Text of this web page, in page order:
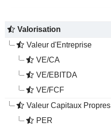
Valorisation
Valeur d'Entreprise
VE/CA
VE/EBITDA
VE/FCF
Valeur Capitaux Propres
PER